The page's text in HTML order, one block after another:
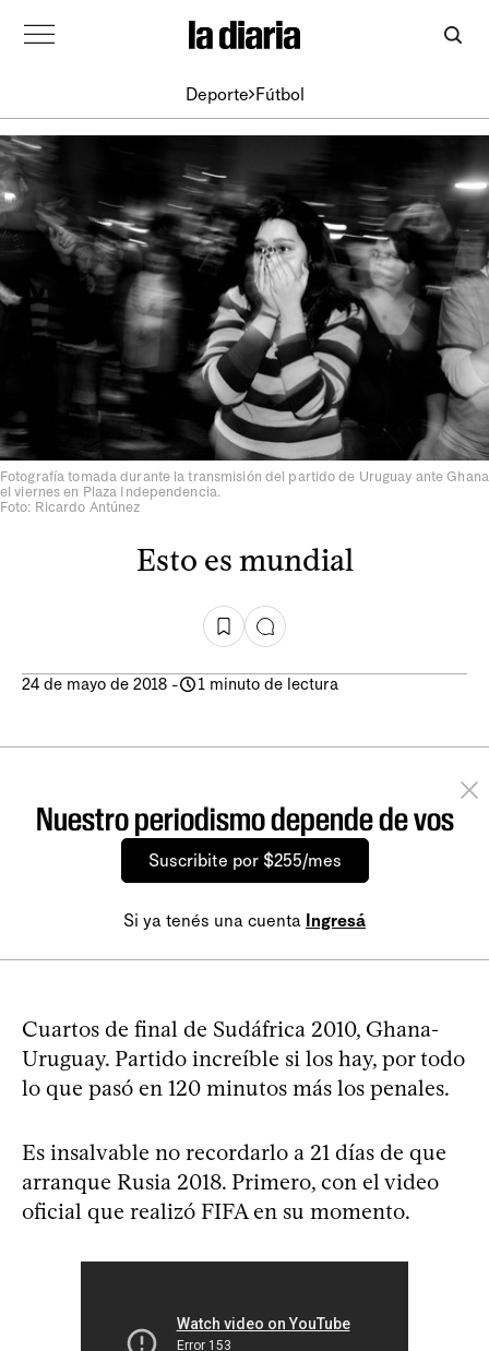
Deporte Fútbol
Fotografía tomada durante la transmisión del partido de Uruguay ante Ghana
el viernes en Plaza Independencia.
Foto: Ricardo Antúnez
Esto es mundial
24 de mayo de 2018 - 1 minuto de lectura
Nuestro periodismo depende de vos
Suscribite por $255/mes
Si ya tenés una cuenta Ingresá
Cuartos de final de Sudáfrica 2010, Ghana-
Uruguay. Partido increíble si los hay, por todo
lo que pasó en 120 minutos más los penales.
Es insalvable no recordarlo a 21 días de que
arranque Rusia 2018. Primero, con el video
oficial que realizó FIFA en su momento.